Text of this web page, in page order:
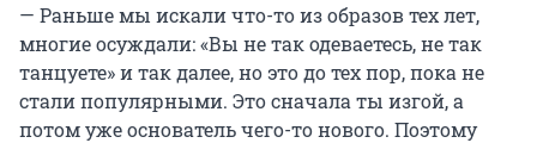
— Раньше мы искали что-то из образов тех лет,
многие осуждали: «Вы не так одеваетесь, не так
танцуете» и так далее, но это до тех пор, пока не
стали популярными. Это сначала ты изгой, а
потом уже основатель чего-то нового. Поэтому